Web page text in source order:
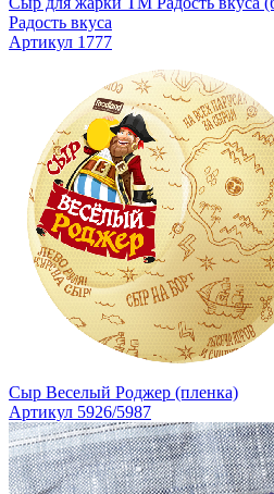
Радость вкуса
Артикул 1777
Сыр Веселый Роджер (пленка)
Артикул 5926/5987